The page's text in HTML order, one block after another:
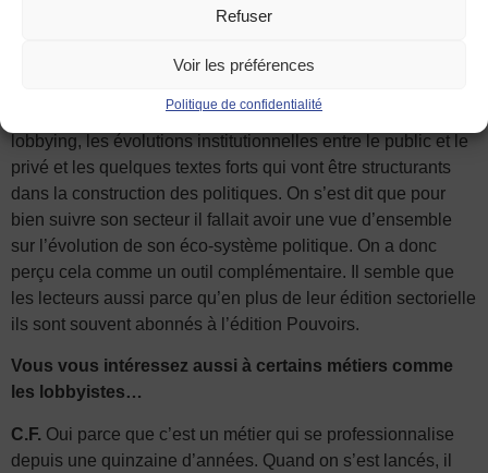
Refuser
Voir les préférences
Politique de confidentialité
Numérique et Territoires qui est ensuite devenu Transport.
suit des sujets politiques, on a besoin de comprendre la
entre institutions, les gens qui comptent, les stratégies de
lobbying, les évolutions institutionnelles entre le public et le
privé et les quelques textes forts qui vont être structurants
dans la construction des politiques. On s’est dit que pour
bien suivre son secteur il fallait avoir une vue d’ensemble
sur l’évolution de son éco-système politique. On a donc
perçu cela comme un outil complémentaire. Il semble que
les lecteurs aussi parce qu’en plus de leur édition sectorielle
ils sont souvent abonnés à l’édition Pouvoirs.
Vous vous intéressez aussi à certains métiers comme
les lobbyistes…
C.F. Oui parce que c’est un métier qui se professionnalise
depuis une quinzaine d’années. Quand on s’est lancés, il